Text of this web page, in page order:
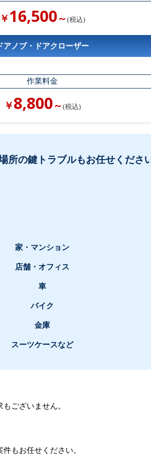
￥16,500 ～ (税込)
アノブ・ドアクローザー
作業料金
￥8,800 ～ (税込)
所の鍵トラブルもお任せくださ
家・マンション
店舗・オフィス
車
バイク
金庫
スーツケースなど
ございません。
もお任せください。